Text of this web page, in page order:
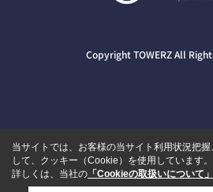
Copyright TOWERZ All
当サイトでは、お客様の当サイト利用状況把
して、クッキー（Cookie）を使用しています。
詳しくは、当社の 「Cookieの取扱いについて」